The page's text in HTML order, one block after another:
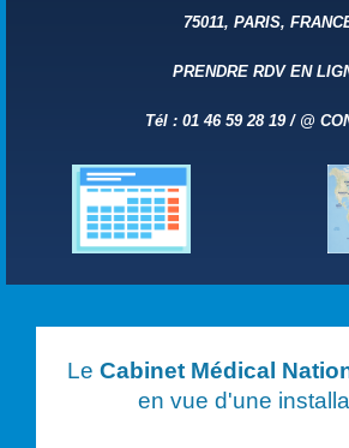
75011, PARIS,
PRENDRE RDV EN
Tél : 01 46 59 28 19 / @
Le Cabinet Médical
en vue d'une